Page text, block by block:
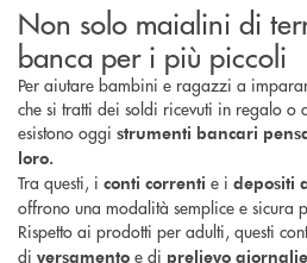
Non solo maialini di
banca per i più piccoli
Per aiutare bambini e ragazzi a
che si tratti dei soldi ricevuti in regalo o
esistono oggi strumenti bancari
loro.
Tra questi, i conti correnti e i depositi
offrono una modalità semplice e sicura
Rispetto ai prodotti per adulti, questi
di versamento e di prelievo